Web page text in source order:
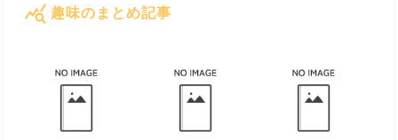
query_stats 趣味のまとめ記事